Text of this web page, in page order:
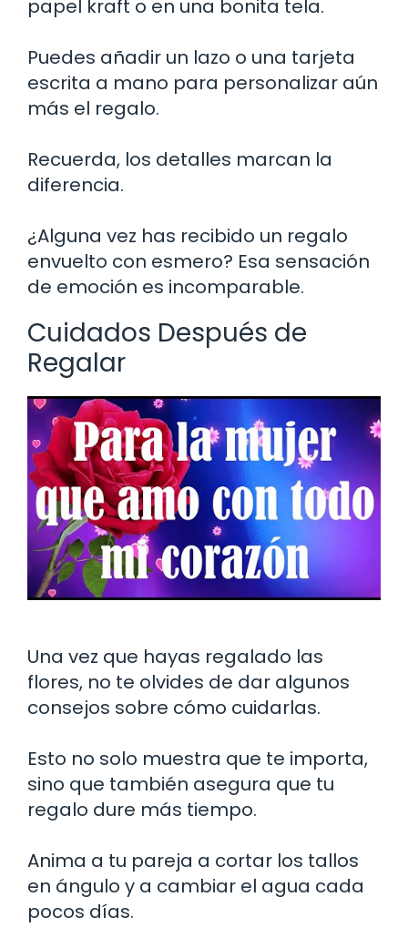
papel kraft o en una bonita tela.
Puedes añadir un lazo o una tarjeta
escrita a mano para personalizar aún
más el regalo.
Recuerda, los detalles marcan la
diferencia.
¿Alguna vez has recibido un regalo
envuelto con esmero? Esa sensación
de emoción es incomparable.
Cuidados Después de
Regalar
Una vez que hayas regalado las
flores, no te olvides de dar algunos
consejos sobre cómo cuidarlas.
Esto no solo muestra que te importa,
sino que también asegura que tu
regalo dure más tiempo.
Anima a tu pareja a cortar los tallos
en ángulo y a cambiar el agua cada
pocos días.